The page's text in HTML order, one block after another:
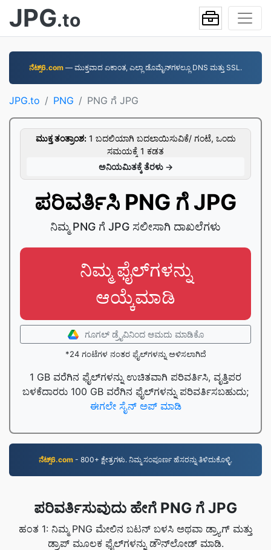
JPG.to
ನೆಟ್ಸ್6.com —⁠ ಮುಕ್ತವಾದ ಏಕಾಂತ, ಎಲ್ಲಾ ಡೊಮೈನ್‌ಗಳಲ್ಲೂ DNS ಮತ್ತು SSL.
JPG.to PNG PNG ಗೆ JPG
ಮುಕ್ತ ತಂತ್ರಾಂಶ:1 ಬದಲಿಯಾಗಿ ಬದಲಾಯಿಸುವಿಕೆ/ ಗಂಟೆ, ಒಂದು
ಸಮಯಕ್ಕೆ 1 ಕಡತ
ಅನಿಯಮಿತಕ್ಕೆ ತೆರಳು →
ಪರಿವರ್ತಿಸಿ PNG ಗೆ JPG
ನಿಮ್ಮ PNG ಗೆ JPG ಸಲೀಸಾಗಿ ದಾಖಲೆಗಳು
ನಿಮ್ಮ ಫೈಲ್‌ಗಳನ್ನು
ಆಯ್ಕೆಮಾಡಿ
ಗೂಗಲ್ ಡ್ರೈವಿನಿಂದ ಆಮದು ಮಾಡಿಕೊ
*24 ಗಂಟೆಗಳ ನಂತರ ಫೈಲ್‌ಗಳನ್ನು ಅಳಿಸಲಾಗಿದೆ
1 GB ವರೆಗಿನ ಫೈಲ್‌ಗಳನ್ನು ಉಚಿತವಾಗಿ ಪರಿವರ್ತಿಸಿ, ವೃತ್ತಿಪರ
ಬಳಕೆದಾರರು 100 GB ವರೆಗಿನ ಫೈಲ್‌ಗಳನ್ನು ಪರಿವರ್ತಿಸಬಹುದು;
ಈಗಲೇ ಸೈನ್ ಅಪ್ ಮಾಡಿ
ನೆಟ್ಸ್6.com - 800+ ಕ್ಷೇತ್ರಗಳು. ನಿಮ್ಮ ಸಂಪೂರ್ಣ ಹೆಸರನ್ನು ತಿಳಿದುಕೊಳ್ಳಿ.
ಪರಿವರ್ತಿಸುವುದು ಹೇಗೆ PNG ಗೆ JPG
ಹಂತ 1: ನಿಮ್ಮ PNG ಮೇಲಿನ ಬಟನ್ ಬಳಸಿ ಅಥವಾ ಡ್ರ್ಯಾಗ್ ಮತ್ತು
ಡ್ರಾಪ್ ಮೂಲಕ ಫೈಲ್‌ಗಳನ್ನು ಡೌನ್‌ಲೋಡ್ ಮಾಡಿ.